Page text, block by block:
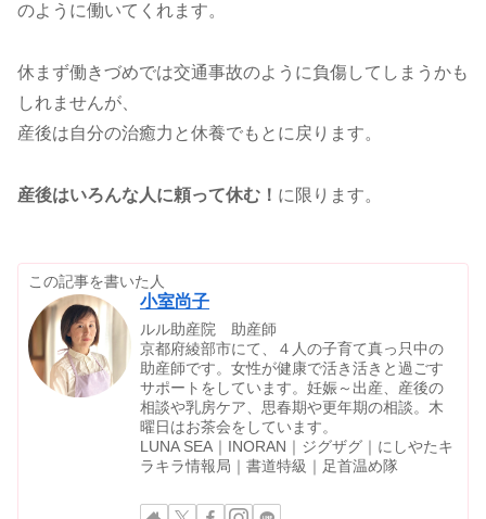
のように働いてくれます。
休まず働きづめでは交通事故のように負傷してしまうかも
しれませんが、
産後は自分の治癒力と休養でもとに戻ります。
産後はいろんな人に頼って休む！ に限ります。
この記事を書いた人
小室尚子
ルル助産院 助産師
京都府綾部市にて、４人の子育て真っ只中の
助産師です。女性が健康で活き活きと過ごす
サポートをしています。妊娠～出産、産後の
相談や乳房ケア、思春期や更年期の相談。木
曜日はお茶会をしています。
LUNA SEA｜INORAN｜ジグザグ｜にしやたキ
ラキラ情報局｜書道特級｜足首温め隊